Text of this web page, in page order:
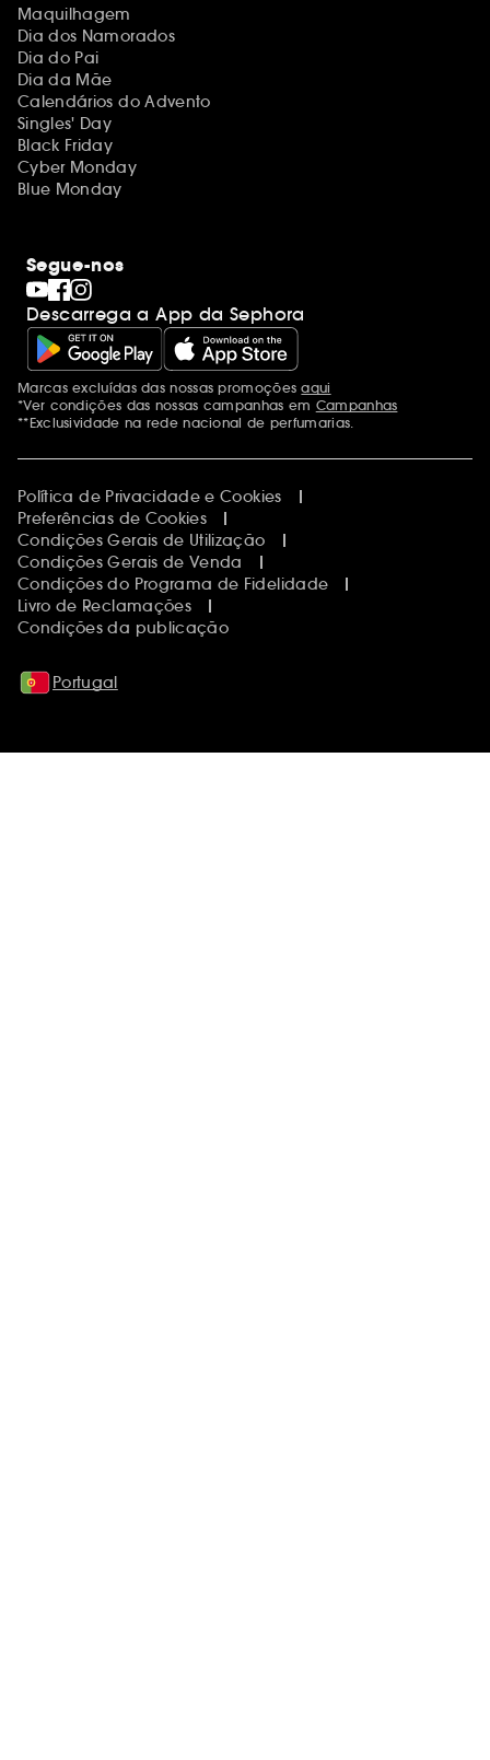
Maquilhagem
Dia dos Namorados
Dia do Pai
Dia da Mãe
Calendários do Advento
Singles' Day
Black Friday
Cyber Monday
Blue Monday
Segue-nos
Descarrega a App da Sephora
Menções adicionais
Marcas excluídas das nossas promoçõesaqui
*Ver condições das nossas campanhas em Campanhas
**Exclusividade na rede nacional de perfumarias.
Política de Privacidade e Cookies
Preferências de Cookies
Condições Gerais de Utilização
Condições Gerais de Venda
Condições do Programa de Fidelidade
Livro de Reclamações
Condições da publicação
Portugal